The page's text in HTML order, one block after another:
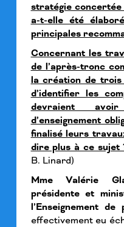
stratégie concertée
a-t-elle été
principales
Concernant les
de l’après-tronc
la création de trois
d’identifier les
devraient
d’enseignement
finalisé leurs
dire plus à ce sujet
B. Linard)
Mme Valérie
présidente et
l’Enseignement
effectivement eu